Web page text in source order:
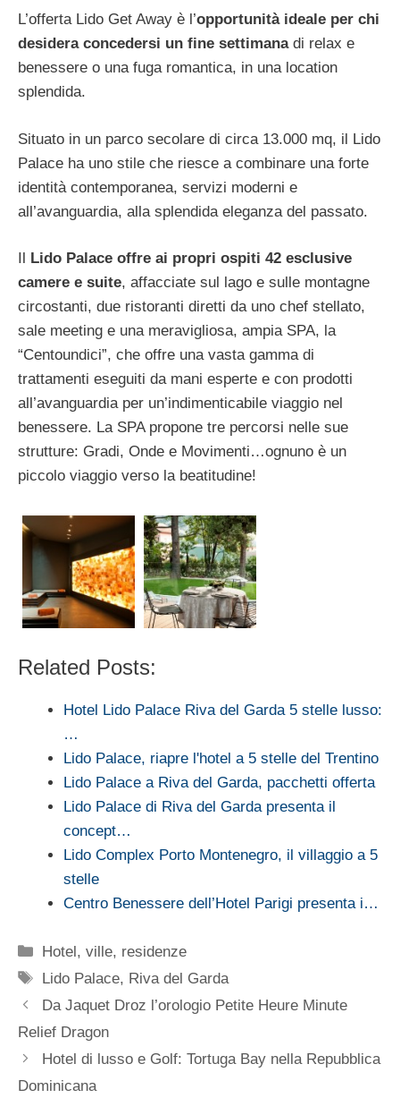
L’offerta Lido Get Away è l’opportunità ideale per chi
desidera concedersi un fine settimana di relax e
benessere o una fuga romantica, in una location
splendida.
Situato in un parco secolare di circa 13.000 mq, il Lido
Palace ha uno stile che riesce a combinare una forte
identità contemporanea, servizi moderni e
all’avanguardia, alla splendida eleganza del passato.
Il Lido Palace offre ai propri ospiti 42 esclusive
camere e suite, affacciate sul lago e sulle montagne
circostanti, due ristoranti diretti da uno chef stellato,
sale meeting e una meravigliosa, ampia SPA, la
“Centoundici”, che offre una vasta gamma di
trattamenti eseguiti da mani esperte e con prodotti
all’avanguardia per un’indimenticabile viaggio nel
benessere. La SPA propone tre percorsi nelle sue
strutture: Gradi, Onde e Movimenti…ognuno è un
piccolo viaggio verso la beatitudine!
Related Posts:
Hotel Lido Palace Riva del Garda 5 stelle lusso:
…
Lido Palace, riapre l'hotel a 5 stelle del Trentino
Lido Palace a Riva del Garda, pacchetti offerta
Lido Palace di Riva del Garda presenta il
concept…
Lido Complex Porto Montenegro, il villaggio a 5
stelle
Centro Benessere dell’Hotel Parigi presenta i…
Categorie
Hotel, ville, residenze
Tag
Lido Palace, Riva del Garda
Da Jaquet Droz l’orologio Petite Heure Minute
Relief Dragon
Hotel di lusso e Golf: Tortuga Bay nella Repubblica
Dominicana